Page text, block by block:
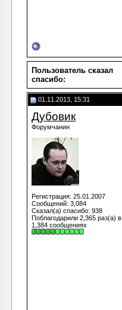
Пользователь сказал
cпасибо:
01.11.2013, 15:31
Дубовик
Форумчанин
Регистрация: 25.01.2007
Сообщений: 3,084
Сказал(а) спасибо: 938
Поблагодарили 2,365 раз(а) в
1,384 сообщениях